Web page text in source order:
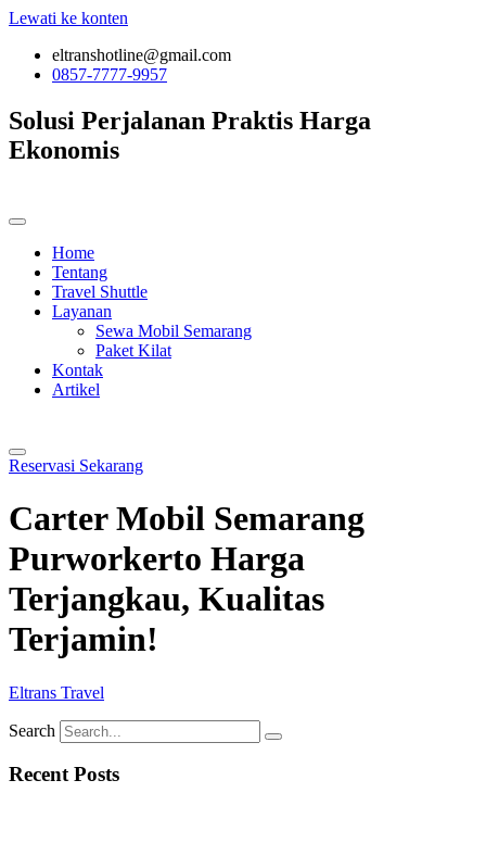
Lewati ke konten
eltranshotline@gmail.com
0857-7777-9957
Solusi Perjalanan Praktis Harga
Ekonomis
Home
Tentang
Travel Shuttle
Layanan
Sewa Mobil Semarang
Paket Kilat
Kontak
Artikel
Reservasi Sekarang
Carter Mobil Semarang
Purworkerto Harga
Terjangkau, Kualitas
Terjamin!
Eltrans Travel
Search
Recent Posts